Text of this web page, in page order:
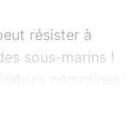
résister à
sous-marins !
comptines